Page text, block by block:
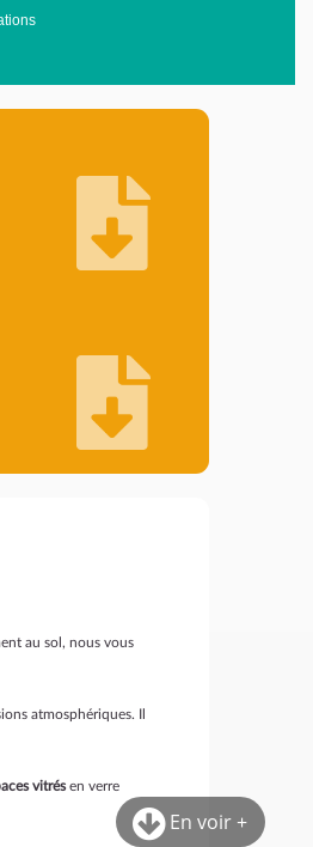
En voir +
au sol, nous vous
atmosphériques. Il
vitrésen verre